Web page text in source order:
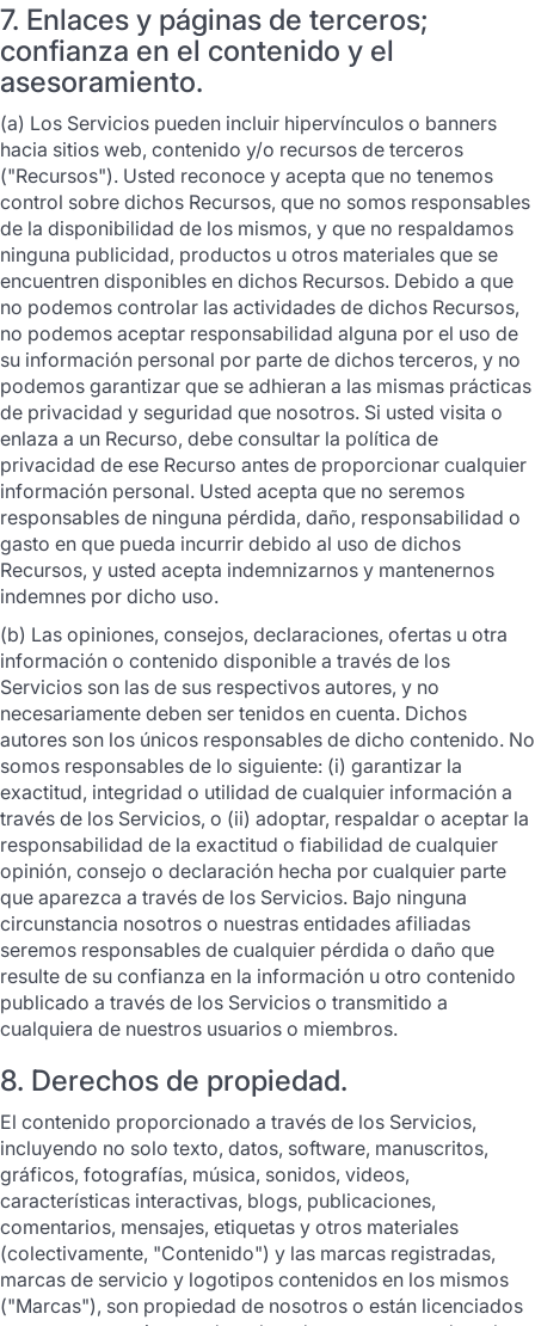
7. Enlaces y páginas de terceros;
confianza en el contenido y el
asesoramiento.
(a) Los Servicios pueden incluir hipervínculos o banners
hacia sitios web, contenido y/o recursos de terceros
("Recursos"). Usted reconoce y acepta que no tenemos
control sobre dichos Recursos, que no somos responsables
de la disponibilidad de los mismos, y que no respaldamos
ninguna publicidad, productos u otros materiales que se
encuentren disponibles en dichos Recursos. Debido a que
no podemos controlar las actividades de dichos Recursos,
no podemos aceptar responsabilidad alguna por el uso de
su información personal por parte de dichos terceros, y no
podemos garantizar que se adhieran a las mismas prácticas
de privacidad y seguridad que nosotros. Si usted visita o
enlaza a un Recurso, debe consultar la política de
privacidad de ese Recurso antes de proporcionar cualquier
información personal. Usted acepta que no seremos
responsables de ninguna pérdida, daño, responsabilidad o
gasto en que pueda incurrir debido al uso de dichos
Recursos, y usted acepta indemnizarnos y mantenernos
indemnes por dicho uso.
(b) Las opiniones, consejos, declaraciones, ofertas u otra
información o contenido disponible a través de los
Servicios son las de sus respectivos autores, y no
necesariamente deben ser tenidos en cuenta. Dichos
autores son los únicos responsables de dicho contenido. No
somos responsables de lo siguiente: (i) garantizar la
exactitud, integridad o utilidad de cualquier información a
través de los Servicios, o (ii) adoptar, respaldar o aceptar la
responsabilidad de la exactitud o fiabilidad de cualquier
opinión, consejo o declaración hecha por cualquier parte
que aparezca a través de los Servicios. Bajo ninguna
circunstancia nosotros o nuestras entidades afiliadas
seremos responsables de cualquier pérdida o daño que
resulte de su confianza en la información u otro contenido
publicado a través de los Servicios o transmitido a
cualquiera de nuestros usuarios o miembros.
8. Derechos de propiedad.
El contenido proporcionado a través de los Servicios,
incluyendo no solo texto, datos, software, manuscritos,
gráficos, fotografías, música, sonidos, videos,
características interactivas, blogs, publicaciones,
comentarios, mensajes, etiquetas y otros materiales
(colectivamente, "Contenido") y las marcas registradas,
marcas de servicio y logotipos contenidos en los mismos
("Marcas"), son propiedad de nosotros o están licenciados